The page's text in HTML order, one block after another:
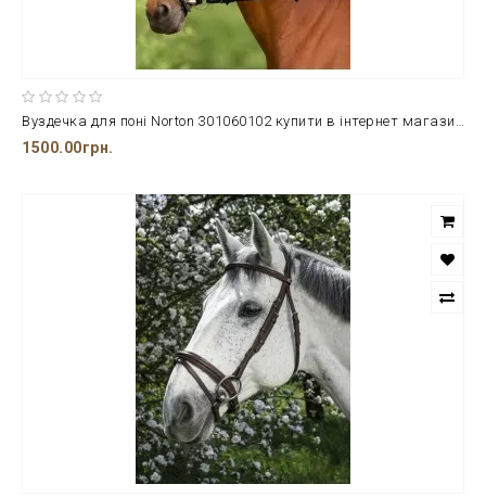
1500.00грн.